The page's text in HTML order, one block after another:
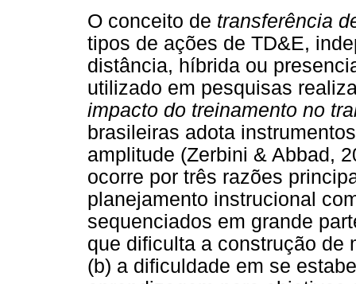
O conceito de transferência
tipos de ações de TD&E,
distância, híbrida ou
utilizado em pesquisas
impacto do treinamento no
brasileiras adota
amplitude (Zerbini & Abbad,
ocorre por três razões
planejamento instrucional
sequenciados em grande
que dificulta a construção de
(b) a dificuldade em se